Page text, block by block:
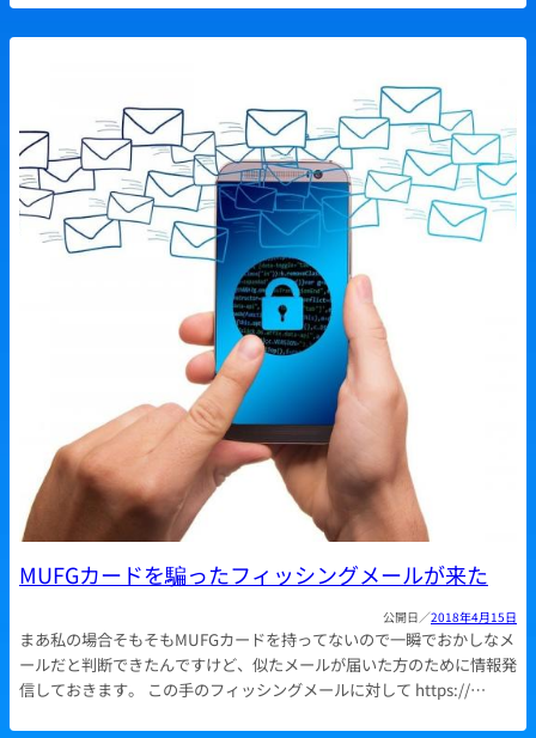
MUFGカードを騙ったフィッシングメールが来た
2018年4月15日
まあ私の場合そもそもMUFGカードを持ってないので一瞬でおかしなメ
ールだと判断できたんですけど、似たメールが届いた方のために情報発
信しておきます。 この手のフィッシングメールに対して https://…